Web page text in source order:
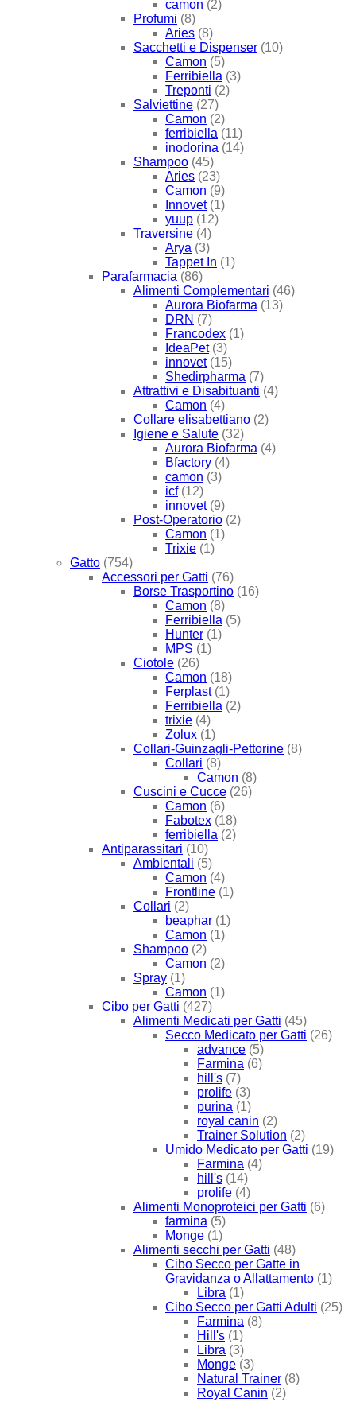
camon (2)
Profumi (8)
Aries (8)
Sacchetti e Dispenser (10)
Camon (5)
Ferribiella (3)
Treponti (2)
Salviettine (27)
Camon (2)
ferribiella (11)
inodorina (14)
Shampoo (45)
Aries (23)
Camon (9)
Innovet (1)
yuup (12)
Traversine (4)
Arya (3)
Tappet In (1)
Parafarmacia (86)
Alimenti Complementari (46)
Aurora Biofarma (13)
DRN (7)
Francodex (1)
IdeaPet (3)
innovet (15)
Shedirpharma (7)
Attrattivi e Disabituanti (4)
Camon (4)
Collare elisabettiano (2)
Igiene e Salute (32)
Aurora Biofarma (4)
Bfactory (4)
camon (3)
icf (12)
innovet (9)
Post-Operatorio (2)
Camon (1)
Trixie (1)
Gatto (754)
Accessori per Gatti (76)
Borse Trasportino (16)
Camon (8)
Ferribiella (5)
Hunter (1)
MPS (1)
Ciotole (26)
Camon (18)
Ferplast (1)
Ferribiella (2)
trixie (4)
Zolux (1)
Collari-Guinzagli-Pettorine (8)
Collari (8)
Camon (8)
Cuscini e Cucce (26)
Camon (6)
Fabotex (18)
ferribiella (2)
Antiparassitari (10)
Ambientali (5)
Camon (4)
Frontline (1)
Collari (2)
beaphar (1)
Camon (1)
Shampoo (2)
Camon (2)
Spray (1)
Camon (1)
Cibo per Gatti (427)
Alimenti Medicati per Gatti (45)
Secco Medicato per Gatti (26)
advance (5)
Farmina (6)
hill's (7)
prolife (3)
purina (1)
royal canin (2)
Trainer Solution (2)
Umido Medicato per Gatti (19)
Farmina (4)
hill's (14)
prolife (4)
Alimenti Monoproteici per Gatti (6)
farmina (5)
Monge (1)
Alimenti secchi per Gatti (48)
Cibo Secco per Gatte in
Gravidanza o Allattamento (1)
Libra (1)
Cibo Secco per Gatti Adulti (25)
Farmina (8)
Hill's (1)
Libra (3)
Monge (3)
Natural Trainer (8)
Royal Canin (2)